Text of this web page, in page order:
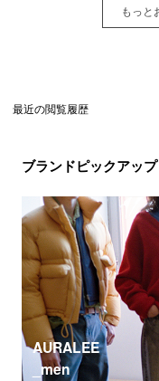
もっと
最近の閲覧履歴
ブランドピックアップ
AURALEE
_men